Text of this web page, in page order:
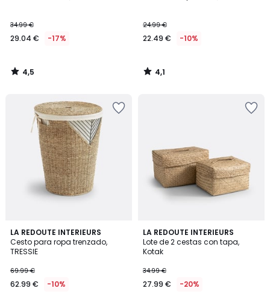
34.99 €
29.04 € -17%
4,5
/
24.99 €
22.49 € -10%
4,1
/
LA REDOUTE INTERIEURS
Cesto para ropa trenzado,
TRESSIE
69.99 €
62.99 € -10%
4,4
/ 5
LA REDOUTE INTERIEURS
Lote de 2 cestas con tapa,
Kotak
34.99 €
27.99 € -20%
4,4
/ 5